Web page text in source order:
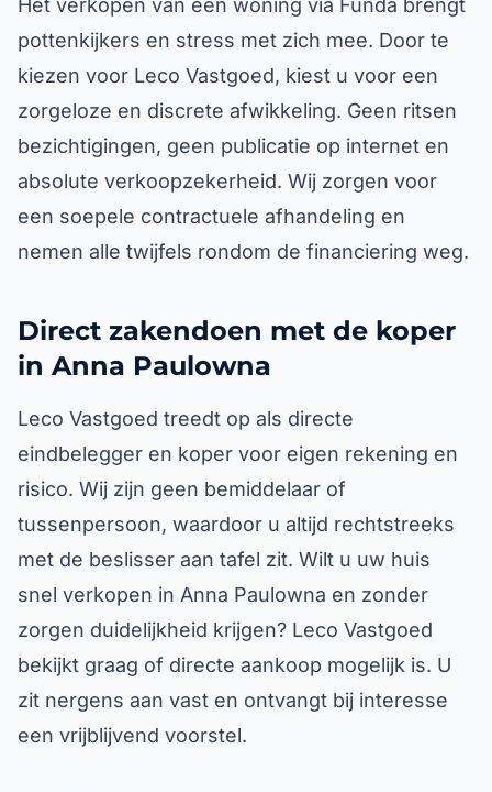
Het verkopen van een woning via Funda brengt
pottenkijkers en stress met zich mee. Door te
kiezen voor Leco Vastgoed, kiest u voor een
zorgeloze en discrete afwikkeling. Geen ritsen
bezichtigingen, geen publicatie op internet en
absolute verkoopzekerheid. Wij zorgen voor
een soepele contractuele afhandeling en
nemen alle twijfels rondom de financiering weg.
Direct zakendoen met de koper
in Anna Paulowna
Leco Vastgoed treedt op als directe
eindbelegger en koper voor eigen rekening en
risico. Wij zijn geen bemiddelaar of
tussenpersoon, waardoor u altijd rechtstreeks
met de beslisser aan tafel zit. Wilt u uw huis
snel verkopen in Anna Paulowna en zonder
zorgen duidelijkheid krijgen? Leco Vastgoed
bekijkt graag of directe aankoop mogelijk is. U
zit nergens aan vast en ontvangt bij interesse
een vrijblijvend voorstel.